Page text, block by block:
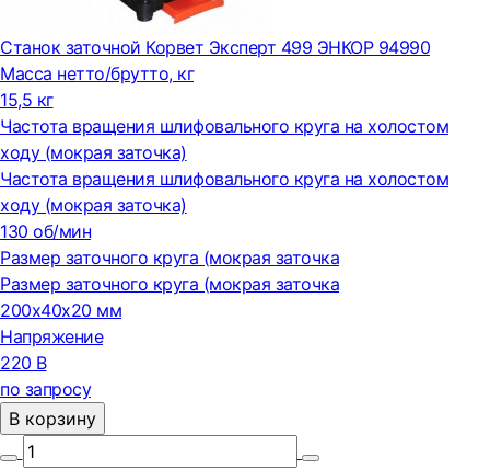
Станок заточной Корвет Эксперт 499 ЭНКОР 94990
Масса нетто/брутто, кг
15,5 кг
Частота вращения шлифовального круга на холостом
ходу (мокрая заточка)
Частота вращения шлифовального круга на холостом
ходу (мокрая заточка)
130 об/мин
Размер заточного круга (мокрая заточка
Размер заточного круга (мокрая заточка
200x40x20 мм
Напряжение
220 В
по запросу
В корзину